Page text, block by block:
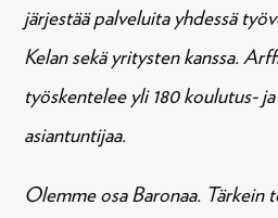
järjestää palveluita yhdessä
Kelan sekä yritysten kanssa.
työskentelee yli 180 koulutus-
asiantuntijaa.
Olemme osa Baronaa. Tärkein